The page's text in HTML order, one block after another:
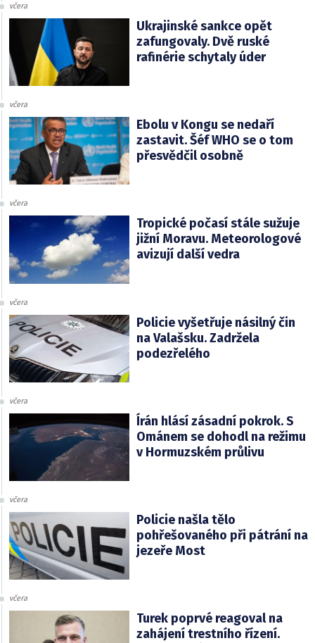
včera
Ukrajinské sankce opět
zafungovaly. Dvě ruské
rafinérie schytaly úder
včera
Ebolu v Kongu se nedaří
zastavit. Šéf WHO se o tom
přesvědčil osobně
včera
Tropické počasí stále sužuje
jižní Moravu. Meteorologové
avizují další vedra
včera
Policie vyšetřuje násilný čin
na Valašsku. Zadržela
podezřelého
včera
Írán hlásí zásadní pokrok. S
Ománem se dohodl na režimu
v Hormuzském průlivu
včera
Policie našla tělo
pohřešovaného při pátrání na
jezeře Most
včera
Turek poprvé reagoval na
zahájení trestního řízení.